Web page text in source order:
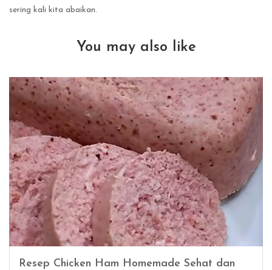
sering kali kita abaikan.
You may also like
Resep Chicken Ham Homemade Sehat dan